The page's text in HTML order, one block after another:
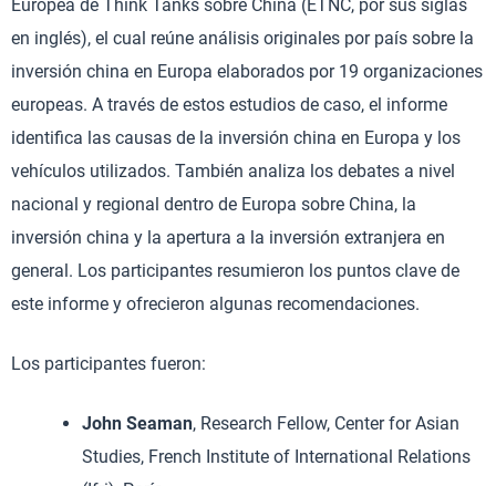
Europea de Think Tanks sobre China (ETNC, por sus siglas
en inglés), el cual reúne análisis originales por país sobre la
inversión china en Europa elaborados por 19 organizaciones
europeas. A través de estos estudios de caso, el informe
identifica las causas de la inversión china en Europa y los
vehículos utilizados. También analiza los debates a nivel
nacional y regional dentro de Europa sobre China, la
inversión china y la apertura a la inversión extranjera en
general. Los participantes resumieron los puntos clave de
este informe y ofrecieron algunas recomendaciones.
Los participantes fueron:
John Seaman, Research Fellow, Center for Asian
Studies, French Institute of International Relations